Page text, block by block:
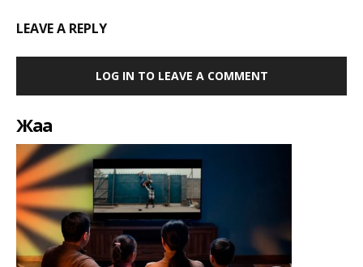
LEAVE A REPLY
LOG IN TO LEAVE A COMMENT
Жаңа